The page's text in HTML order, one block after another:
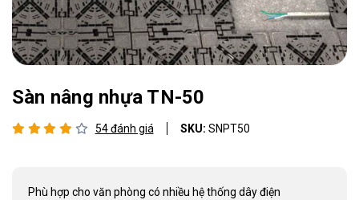
Sàn nâng nhựa TN-50
54 đánh giá SKU: SNPT50
Phù hợp cho văn phòng có nhiều hệ thống dây điện